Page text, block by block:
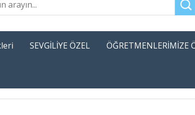
SEVGİLİYE ÖZEL ÖĞRETMENLERİMİZE